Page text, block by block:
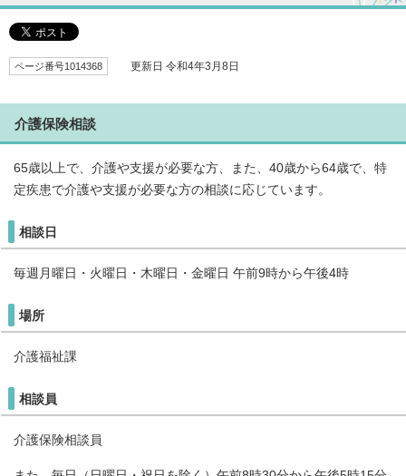
ページ番号1014368 更新日 令和4年3月8日
介護保険相談
65歳以上で、介護や支援が必要な方、また、40歳から64歳で、特
定疾患で介護や支援が必要な方の相談に応じています。
相談日
毎週月曜日・火曜日・木曜日・金曜日 午前9時から午後4時
場所
介護福祉課
相談員
介護保険相談員